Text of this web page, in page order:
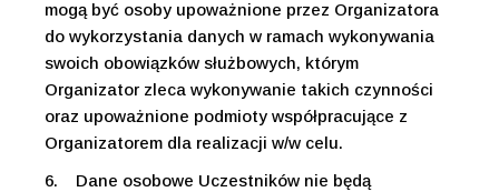
mogą być osoby upoważnione przez Organizatora
do wykorzystania danych w ramach wykonywania
swoich obowiązków służbowych, którym
Organizator zleca wykonywanie takich czynności
oraz upoważnione podmioty współpracujące z
Organizatorem dla realizacji w/w celu.
6.
Dane osobowe Uczestników nie będą